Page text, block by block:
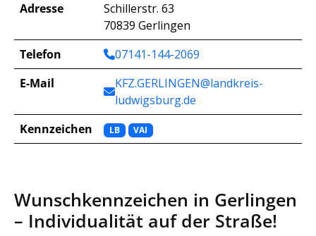
Adresse
Schillerstr. 63
70839 Gerlingen
Telefon
07141-144-2069
E-Mail
KFZ.GERLINGEN@landkreis-
ludwigsburg.de
Kennzeichen
LB VAI
Wunschkennzeichen in Gerlingen
– Individualität auf der Straße!